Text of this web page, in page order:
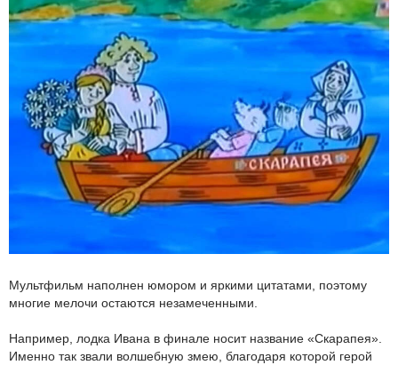
Мультфильм наполнен юмором и яркими цитатами, поэтому
многие мелочи остаются незамеченными.
Например, лодка Ивана в финале носит название «Скарапея».
Именно так звали волшебную змею, благодаря которой герой